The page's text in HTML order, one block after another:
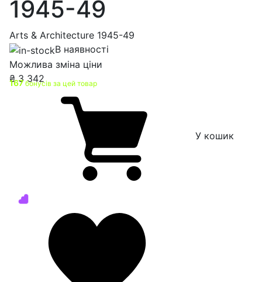
1945-49
Arts & Architecture 1945-49
В наявності
Можлива зміна ціни
₴3 342
167 бонусів за цей товар
У кошик